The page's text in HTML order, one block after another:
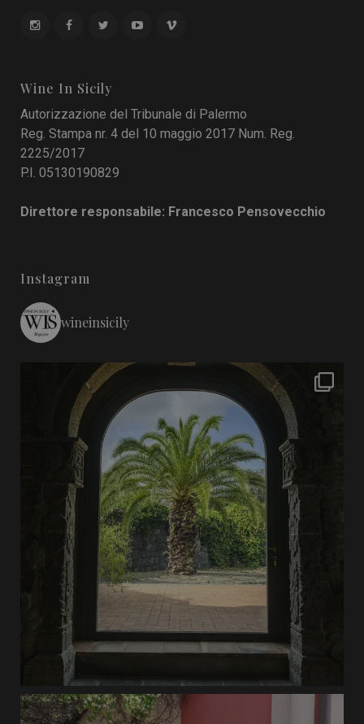
Wine In Sicily
Autorizzazione del Tribunale di Palermo
Reg. Stampa nr. 4 del 10 maggio 2017 Num. Reg.
2225/2017
P.I. 05130190829
Direttore responsabile: Francesco Pensovecchio
Instagram
wineinsicily